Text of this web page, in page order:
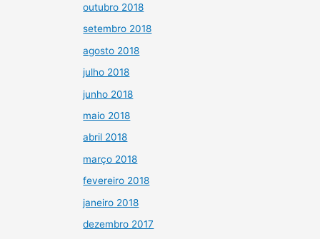
outubro 2018
setembro 2018
agosto 2018
julho 2018
junho 2018
maio 2018
abril 2018
março 2018
fevereiro 2018
janeiro 2018
dezembro 2017